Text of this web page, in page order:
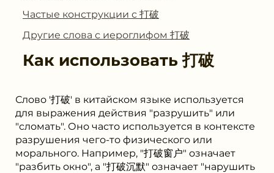
Частые конструкции с 打破
Другие слова с иероглифом 打破
Как использовать打破
Слово '打破' в китайском языке используется
для выражения действия "разрушить" или
"сломать". Оно часто используется в контексте
разрушения чего-то физического или
морального. Например, "打破窗户" означает
"разбить окно", а "打破沉默" означает "нарушить